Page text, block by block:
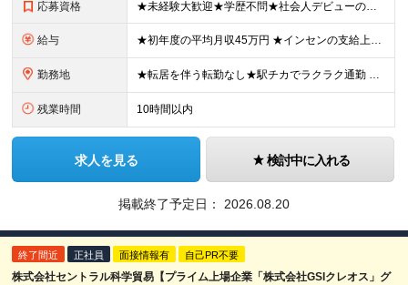
応募資格 ★未経験大歓迎★学歴不問★社会人デビューの方も歓迎★人物重視の採用★ほとんど未経験スタート★第二新卒・ブランク歓迎 ■完全未経験OK ■基本的なPCスキル ┗簡単なタイピングができればOK！ ■40
給与 ★初年度の平均月収45万円 ★インセンの支給上限なし！年収1,000万円以上も可能 ★1回あたり10～100万円の支給実績あり！ 【未経験】 月給32.5万円～＋インセンティブ年4回（3カ月に1回）
勤務地 ★転居を伴う転勤なし★駅チカでラクラク通勤 ＼今期は新たに2店舗をオープン。3年後には都内を中心とした50店舗体制を目指しています！／ 【買取専門店『リプセル』の各店舗での勤務となります！】 ◆
残業時間 10時間以内
求人を見る 検討中に入れる
掲載終了予定日： 2026.08.20
終了間近 正社員 面接情報有 自己PR不要
株式会社セントラル科学貿易【プライム上場企業「株式会社GSIクレオス」グ